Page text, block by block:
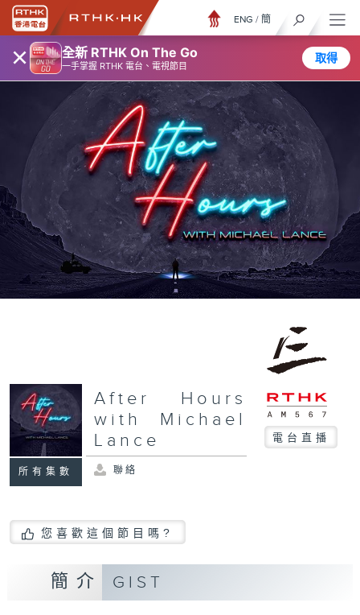
× 全新 RTHK On The Go
一手掌握 RTHK 電台、電視節目
取得
ENG / 簡
所有集數
After Hours
with Michael
Lance
電台直播
聯絡
您喜歡這個節目嗎?
簡介 GIST